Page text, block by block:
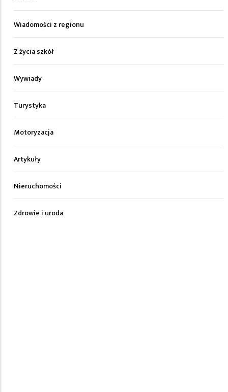
Wiadomości z regionu
Z życia szkół
Wywiady
Turystyka
Motoryzacja
Artykuły
Nieruchomości
Zdrowie i uroda